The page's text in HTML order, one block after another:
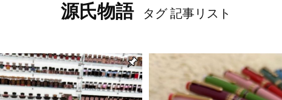
源氏物語 タグ 記事リスト